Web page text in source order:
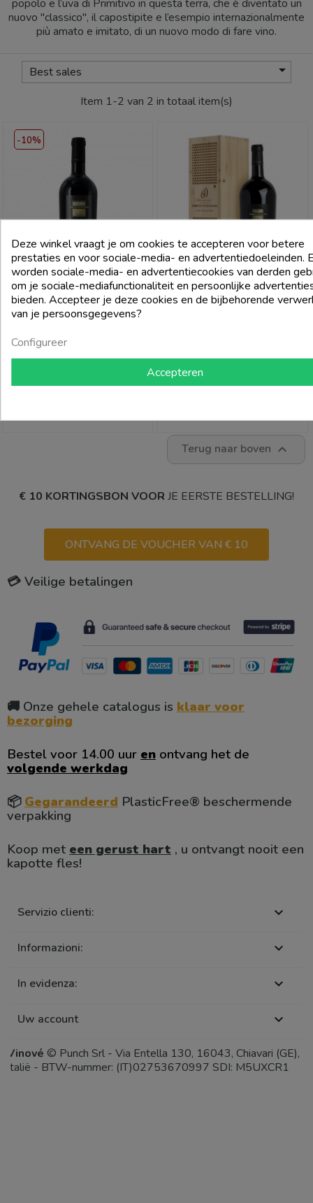
popolo e l’uva di Primitivo in questa terra, che è diventato un
nuovo "classico", il capostipite e l’esempio internazionalmente
più amato e imitato, di un nuovo modo di fare vino.
Best sales 
Item 1-2 van 2 in totaal item(s)
SAN MARZANO
Primitivo Di Manduria Dop 60 Jaar
2018 - San Marzano
prijs
€ 32,00
-10%
Terug naar boven 
€ 10 KORTINGSBON VOOR JE EERSTE BESTELLING!
ONTVANG DE VOUCHER VAN € 10
💳 Veilige betalingen
🚚 Onze gehele catalogus is klaar voor
bezorging
Bestel voor 14.00 uur en ontvang het de
volgende werkdag
📦 Gegarandeerd PlasticFree® beschermende
verpakking
Koop met een gerust hart , u ontvangt nooit een
kapotte fles!
Servizio clienti: 
Informazioni: 
In evidenza: 
Uw account 
Vinové © Punch Srl - Via Entella 130, 16043, Chiavari (GE),
Italië - BTW-nummer: (IT)02753670997 SDI: M5UXCR1
Deze winkel vraagt je om cookies te accepteren voor betere
prestaties en voor sociale-media- en advertentiedoeleinden.
worden sociale-media- en advertentiecookies van derden
om je sociale-mediafunctionaliteit en persoonlijke
bieden. Accepteer je deze cookies en de bijbehorende
van je persoonsgegevens?
Configureer
Accepteren